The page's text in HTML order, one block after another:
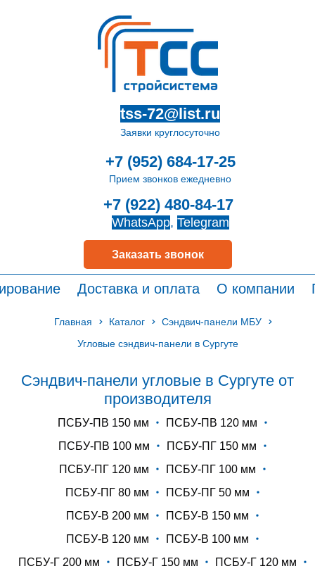
tss-72@list.ru
Заявки круглосуточно
+7 (952) 684-17-25
Прием звонков ежедневно
+7 (922) 480-84-17
WhatsApp, Telegram
Заказать звонок
Доставка и оплата О компании
Главная Каталог
Сэндвич-панели МБУ
Угловые сэндвич-панели в Сургуте
Сэндвич-панели угловые в Сургуте от
производителя
ПСБУ-ПВ 150 мм
ПСБУ-ПВ 120 мм
ПСБУ-ПВ 100 мм
ПСБУ-ПГ 150 мм
ПСБУ-ПГ 120 мм
ПСБУ-ПГ 100 мм
ПСБУ-ПГ 80 мм
ПСБУ-ПГ 50 мм
ПСБУ-В 200 мм
ПСБУ-В 150 мм
ПСБУ-В 120 мм
ПСБУ-В 100 мм
ПСБУ-Г 200 мм
ПСБУ-Г 150 мм
ПСБУ-Г 120 мм